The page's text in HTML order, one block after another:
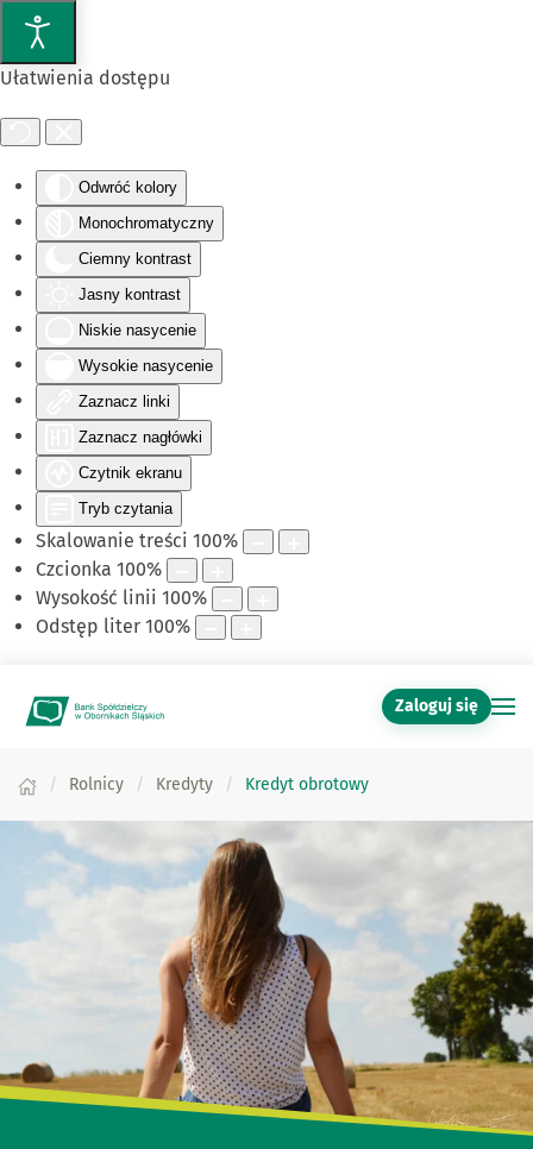
Ułatwienia dostępu
Odwróć kolory
Monochromatyczny
Ciemny kontrast
Jasny kontrast
Niskie nasycenie
Wysokie nasycenie
Zaznacz linki
Zaznacz nagłówki
Czytnik ekranu
Tryb czytania
Skalowanie treści 100%
Czcionka 100%
Wysokość linii 100%
Odstęp liter 100%
Przejdź do głównej treści
Zaloguj się
Rolnicy Kredyty Kredyt obrotowy